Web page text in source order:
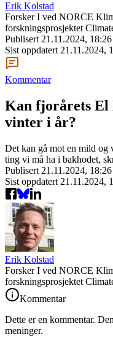
Erik Kolstad
Forsker I ved NORCE
forskningsprosjektet
Publisert 21.11.2024, 18:26
Sist oppdatert 21.11.2024,
Kommentar
Kan fjorårets El
vinter i år?
Det kan gå mot en mild
ting vi må ha i bakhodet,
Publisert 21.11.2024, 18:26
Sist oppdatert 21.11.2024,
Erik Kolstad
Forsker I ved NORCE
forskningsprosjektet
Kommentar
Dette er en kommentar.
meninger.